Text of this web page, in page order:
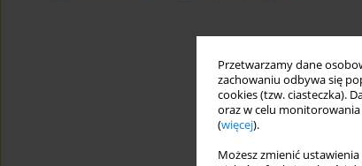
Przetwarzamy dane
zachowaniu odbywa się
cookies (tzw. ciasteczka).
oraz w celu
(więcej).
Możesz zmienić